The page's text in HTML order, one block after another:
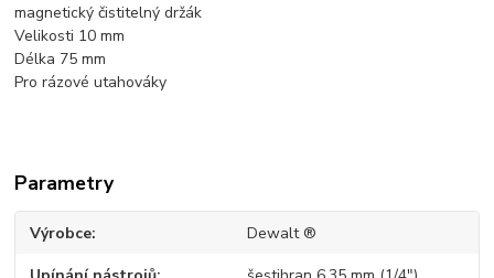
magnetický čistitelný držák
Velikosti 10 mm
Délka 75 mm
Pro rázové utahováky
Parametry
Výrobce Dewalt ®